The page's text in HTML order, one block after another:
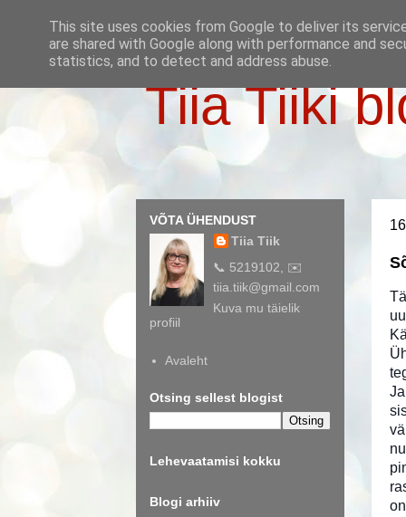
Tiia Tiiki
VÕTA ÜHENDUST
Tiia Tiik
📞 5219102, ✉️
tiia.tiik@gmail.com
Kuva mu täielik
profiil
Avaleht
Otsing sellest blogist
Lehevaatamisi kokku
Blogi arhiiv
This site uses cookies from Google to deliver its
are shared with Google along with performance and
statistics, and to detect and address abuse.